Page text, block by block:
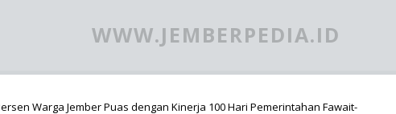
WWW.JEMBERPEDIA.ID
Warga Jember Puas dengan Kinerja 100 Hari Pemerintahan Fawait-